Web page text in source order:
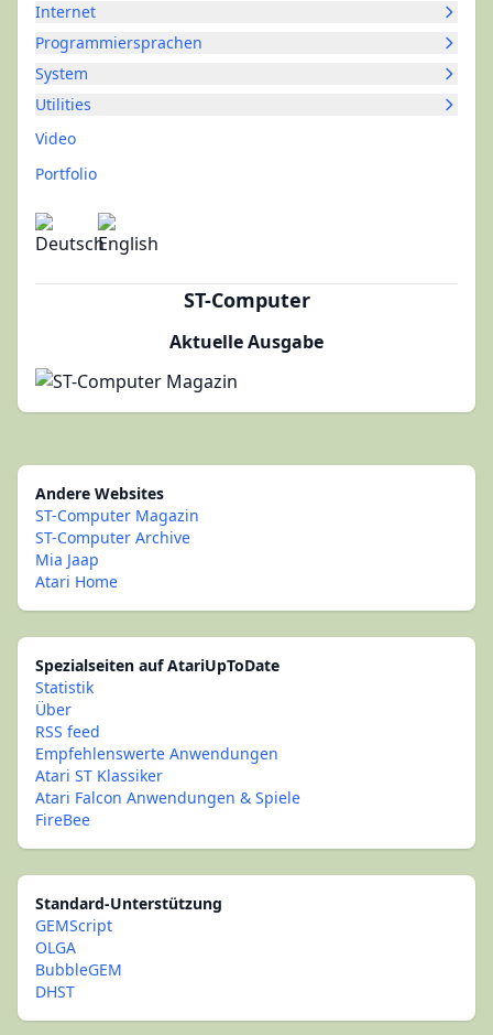
Internet
Programmiersprachen
System
Utilities
Video
Portfolio
ST-Computer
Aktuelle Ausgabe
Andere Websites
ST-Computer Magazin
ST-Computer Archive
Mia Jaap
Atari Home
Spezialseiten auf AtariUpToDate
Statistik
Über
RSS feed
Empfehlenswerte Anwendungen
Atari ST Klassiker
Atari Falcon Anwendungen & Spiele
FireBee
Standard-Unterstützung
GEMScript
OLGA
BubbleGEM
DHST